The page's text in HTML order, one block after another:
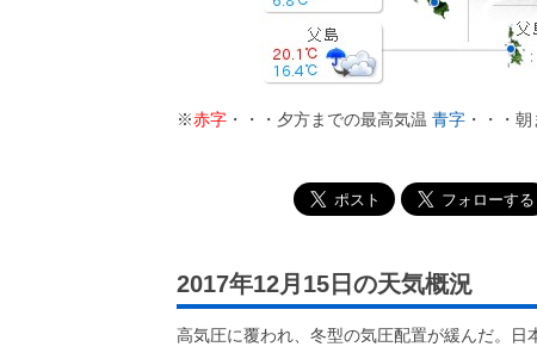
※赤字 ・・・夕方までの最高気温 青字 ・・・
2017年12月15日の天気概況
高気圧に覆われ、冬型の気圧配置が緩んだ。